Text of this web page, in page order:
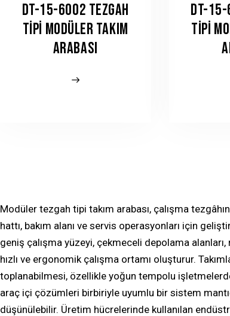
DT-15-6002 TEZGAH
TIPI MODÜLER TAKIM
ARABASI
DT-15-
TIPI
Modüler tezgah tipi takım arabası, çalışma
hattı, bakım alanı ve servis operasyonları için
geniş çalışma yüzeyi, çekmeceli depolama
hızlı ve ergonomik çalışma ortamı oluşturur.
toplanabilmesi, özellikle yoğun tempolu işletmelerde
araç içi çözümleri birbiriyle uyumlu bir sistem
düşünülebilir. Üretim hücrelerinde kullanılan